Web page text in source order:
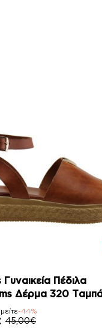
Πέδιλα
Δέρμα 320
-44%
45,00€